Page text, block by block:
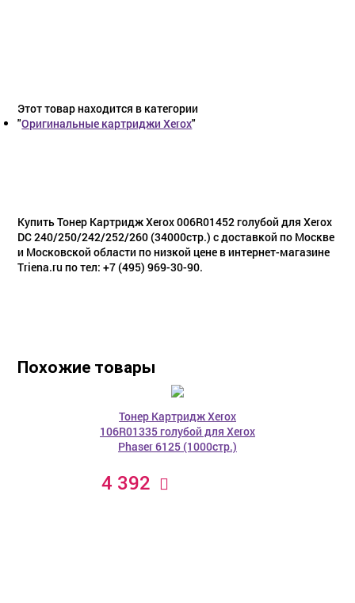
Этот товар находится в категории
"Оригинальные картриджи Xerox"
Купить Тонер Картридж Xerox 006R01452 голубой для Xerox
DC 240/250/242/252/260 (34000стр.) с доставкой по Москве
и Московской области по низкой цене в интернет-магазине
Triena.ru по тел: +7 (495) 969-30-90.
Похожие товары
Тонер Картридж Xerox
106R01335 голубой для Xerox
Phaser 6125 (1000стр.)
4 392